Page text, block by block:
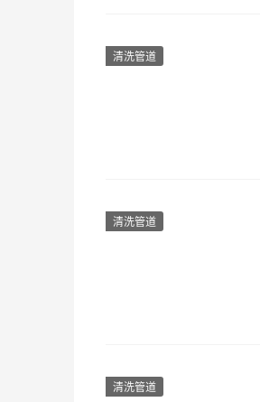
清洗管道
清洗管道
清洗管道